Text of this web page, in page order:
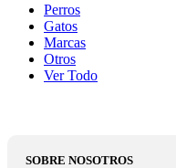
Perros
Gatos
Marcas
Otros
Ver Todo
SOBRE NOSOTROS